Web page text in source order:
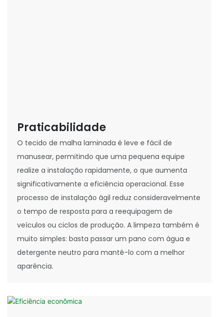
Praticabilidade
O tecido de malha laminada é leve e fácil de
manusear, permitindo que uma pequena equipe
realize a instalação rapidamente, o que aumenta
significativamente a eficiência operacional. Esse
processo de instalação ágil reduz consideravelmente
o tempo de resposta para a reequipagem de
veículos ou ciclos de produção. A limpeza também é
muito simples: basta passar um pano com água e
detergente neutro para mantê-lo com a melhor
aparência.